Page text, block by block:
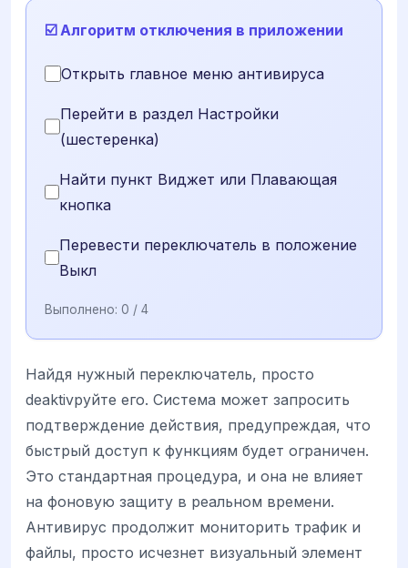
☑️ Алгоритм отключения в приложении
Открыть главное меню антивируса
Перейти в раздел Настройки
(шестеренка)
Найти пункт Виджет или Плавающая
кнопка
Перевести переключатель в положение
Выкл
Выполнено: 0 / 4
Найдя нужный переключатель, просто
deaktivруйте его. Система может запросить
подтверждение действия, предупреждая, что
быстрый доступ к функциям будет ограничен.
Это стандартная процедура, и она не влияет
на фоновую защиту в реальном времени.
Антивирус продолжит мониторить трафик и
файлы, просто исчезнет визуальный элемент